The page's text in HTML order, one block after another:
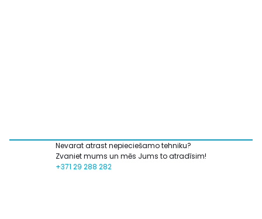
Nevarat atrast nepieciešamo tehniku?
Zvaniet mums un mēs Jums to atradīsim!
+371 29 288 282